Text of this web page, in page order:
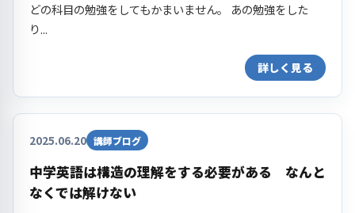
どの科目の勉強をしてもかまいません。 あの勉強をした
り...
詳しく見る
2025.06.20 講師ブログ
中学英語は構造の理解をする必要がある なんと
なくでは解けない